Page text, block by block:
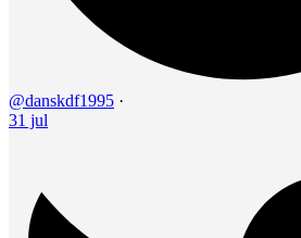
@danskdf1995 ·
31 jul